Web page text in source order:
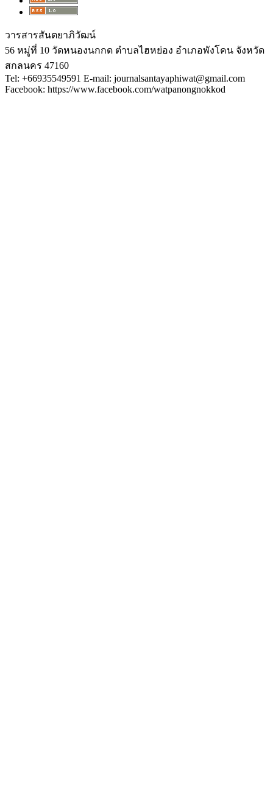
วารสารสันตยาภิวัฒน์
56 หมู่ที่ 10 วัดหนองนกกด ตำบลไฮหย่อง อำเภอพังโคน จังหวัด
สกลนคร 47160
Tel: +66935549591 E-mail: journalsantayaphiwat@gmail.com
Facebook: https://www.facebook.com/watpanongnokkod